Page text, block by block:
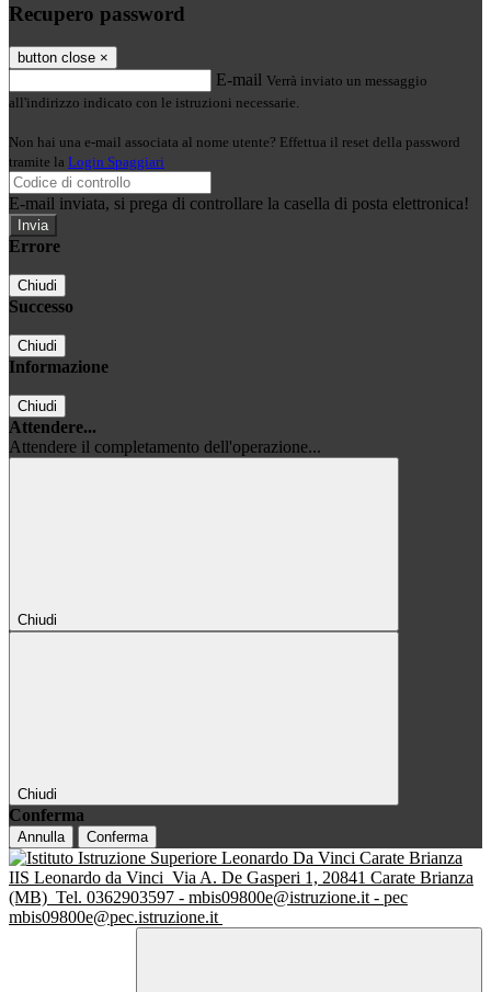
Recupero password
button close ×
E-mail Verrà inviato un messaggio
all'indirizzo indicato con le istruzioni necessarie.
Non hai una e-mail associata al nome utente? Effettua il reset della password
tramite la Login Spaggiari
E-mail inviata, si prega di controllare la casella di posta elettronica!
Errore
Chiudi
Successo
Chiudi
Informazione
Chiudi
Attendere...
Attendere il completamento dell'operazione...
Chiudi
Chiudi
Conferma
Annulla Conferma
IIS Leonardo da Vinci Via A. De Gasperi 1, 20841 Carate Brianza
(MB) Tel. 0362903597 - mbis09800e@istruzione.it - pec
mbis09800e@pec.istruzione.it